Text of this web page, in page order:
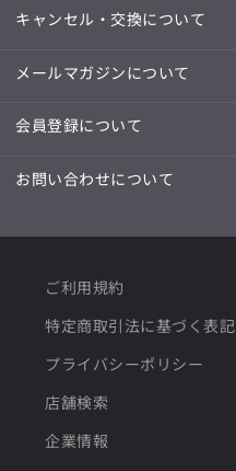
キャンセル・交換について
メールマガジンについて
会員登録について
お問い合わせについて
ご利用規約
特定商取引法に基づく表記
プライバシーポリシー
店舗検索
企業情報